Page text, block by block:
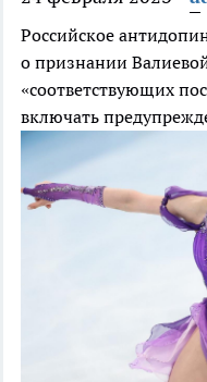
Российское
о признании
«соответствующих
включать